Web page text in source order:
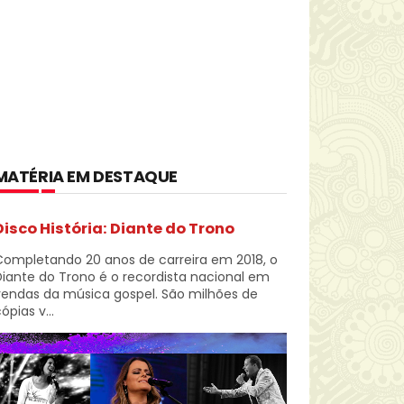
EM DESTAQUE
História: Diante do Trono
20 anos de carreira em 2018, o
do Trono é o recordista nacional em
da música gospel. São milhões de
v...